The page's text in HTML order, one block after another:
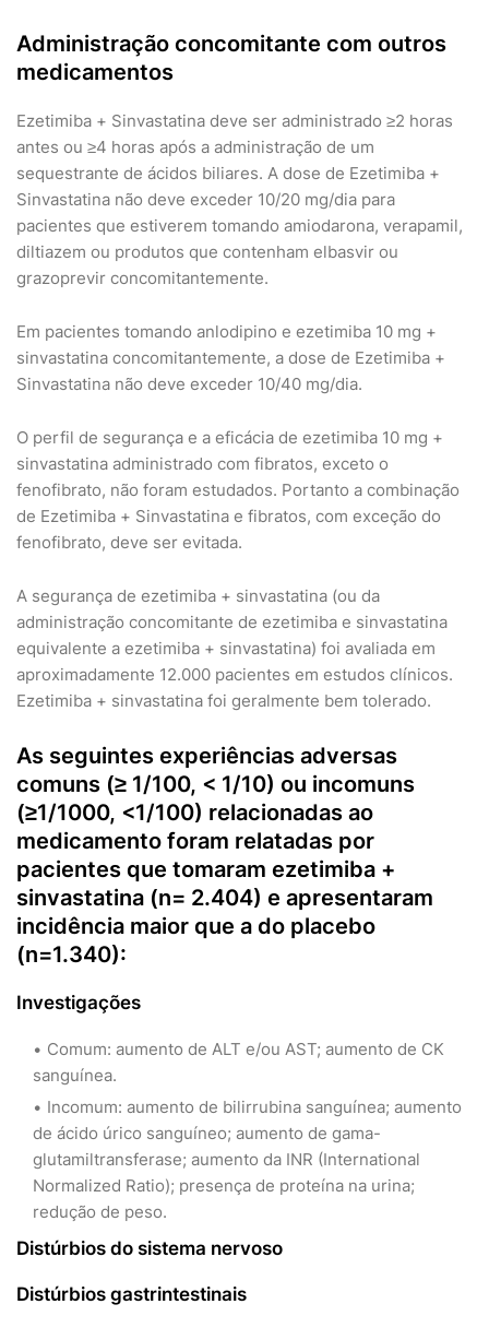
Administração concomitante com outros
medicamentos
Ezetimiba + Sinvastatina deve ser administrado ≥2 horas
antes ou ≥4 horas após a administração de um
sequestrante de ácidos biliares. A dose de Ezetimiba +
Sinvastatina não deve exceder 10/20 mg/dia para
pacientes que estiverem tomando amiodarona, verapamil,
diltiazem ou produtos que contenham elbasvir ou
grazoprevir concomitantemente.
Em pacientes tomando anlodipino e ezetimiba 10 mg +
sinvastatina concomitantemente, a dose de Ezetimiba +
Sinvastatina não deve exceder 10/40 mg/dia.
O perfil de segurança e a eficácia de ezetimiba 10 mg +
sinvastatina administrado com fibratos, exceto o
fenofibrato, não foram estudados. Portanto a combinação
de Ezetimiba + Sinvastatina e fibratos, com exceção do
fenofibrato, deve ser evitada.
A segurança de ezetimiba + sinvastatina (ou da
administração concomitante de ezetimiba e sinvastatina
equivalente a ezetimiba + sinvastatina) foi avaliada em
aproximadamente 12.000 pacientes em estudos clínicos.
Ezetimiba + sinvastatina foi geralmente bem tolerado.
As seguintes experiências adversas
comuns (≥ 1/100, < 1/10) ou incomuns
(≥1/1000, <1/100) relacionadas ao
medicamento foram relatadas por
pacientes que tomaram ezetimiba +
sinvastatina (n= 2.404) e apresentaram
incidência maior que a do placebo
(n=1.340):
Investigações
Comum: aumento de ALT e/ou AST; aumento de CK
sanguínea.
Incomum: aumento de bilirrubina sanguínea; aumento
de ácido úrico sanguíneo; aumento de gama-
glutamiltransferase; aumento da INR (International
Normalized Ratio); presença de proteína na urina;
redução de peso.
Distúrbios do sistema nervoso
Distúrbios gastrintestinais